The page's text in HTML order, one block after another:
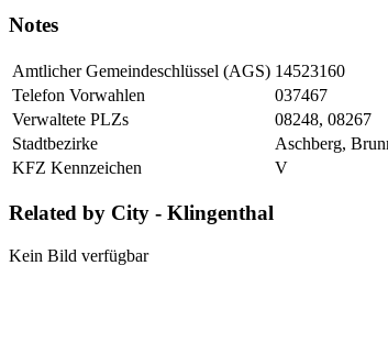
Notes
Amtlicher Gemeindeschlüssel (AGS) 14523160
Telefon Vorwahlen
037467
Verwaltete PLZs
08248, 08267
Stadtbezirke
Aschberg,
KFZ Kennzeichen
V
Related by City - Klingenthal
Kein Bild verfügbar